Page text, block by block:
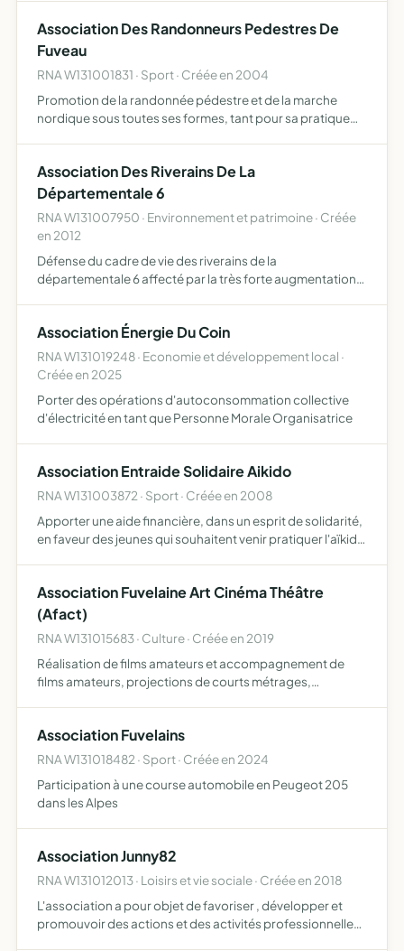
Association Des Randonneurs Pedestres De
Fuveau
RNA W131001831 · Sport · Créée en 2004
Promotion de la randonnée pédestre et de la marche
nordique sous toutes ses formes, tant pour sa pratique
rando…
Association Des Riverains De La
Départementale 6
RNA W131007950 · Environnement et patrimoine · Créée
en 2012
Défense du cadre de vie des riverains de la
départementale 6 affecté par la très forte augmentation
Association Énergie Du Coin
RNA W131019248 · Economie et développement local ·
Créée en 2025
Porter des opérations d'autoconsommation collective
d'électricité en tant que Personne Morale Organisatrice
Association Entraide Solidaire Aikido
RNA W131003872 · Sport · Créée en 2008
Apporter une aide financière, dans un esprit de solidarité,
en faveur des jeunes qui souhaitent venir pratiquer l'aïkido
Association Fuvelaine Art Cinéma Théâtre
(Afact)
RNA W131015683 · Culture · Créée en 2019
Réalisation de films amateurs et accompagnement de
films amateurs, projections de courts métrages,
Association Fuvelains
RNA W131018482 · Sport · Créée en 2024
Participation à une course automobile en Peugeot 205
dans les Alpes
Association Junny82
RNA W131012013 · Loisirs et vie sociale · Créée en 2018
L'association a pour objet de favoriser , développer et
promouvoir des actions et des activités professionnelles